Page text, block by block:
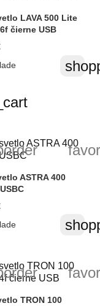
LAVA 500 Lite
čierne USB
ASTRA 400
TRON 100